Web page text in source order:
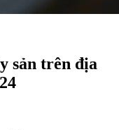
sản trên địa